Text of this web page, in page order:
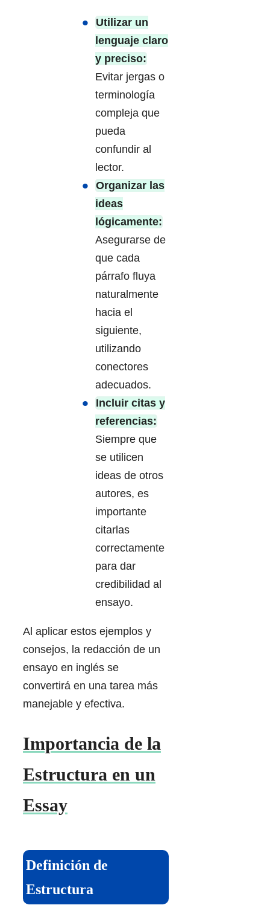
Utilizar un
lenguaje claro
y preciso:
Evitar jergas o
terminología
compleja que
pueda
confundir al
lector.
Organizar las
ideas
lógicamente:
Asegurarse de
que cada
párrafo fluya
naturalmente
hacia el
siguiente,
utilizando
conectores
adecuados.
Incluir citas y
referencias:
Siempre que
se utilicen
ideas de otros
autores, es
importante
citarlas
correctamente
para dar
credibilidad al
ensayo.
Al aplicar estos ejemplos y
consejos, la redacción de un
ensayo en inglés se
convertirá en una tarea más
manejable y efectiva.
Importancia de la
Estructura en un
Essay
Definición de
Estructura